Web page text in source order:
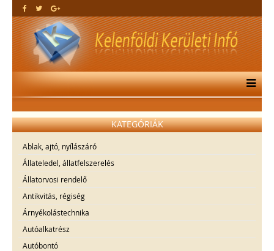
KATEGÓRIÁK
Ablak, ajtó, nyílászáró
Állateledel, állatfelszerelés
Állatorvosi rendelő
Antikvitás, régiség
Árnyékolástechnika
Autóalkatrész
Autóbontó